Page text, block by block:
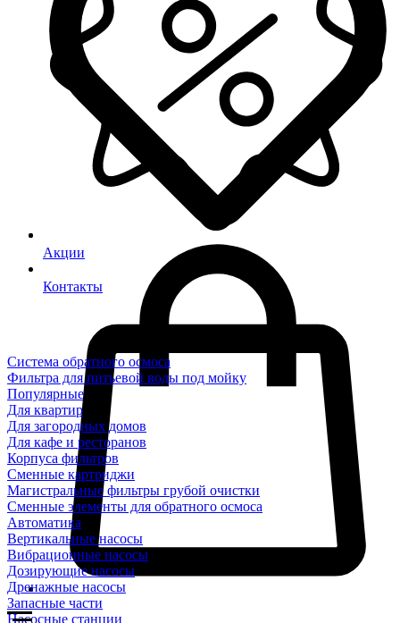
Акции
Контакты
Система обратного осмоса
Фильтра для питьевой воды под мойку
Популярные
Для квартир
Для загородных домов
Для кафе и ресторанов
Корпуса фильтров
Сменные картриджи
Магистральные фильтры грубой очистки
Сменные элементы для обратного осмоса
Автоматика
Вертикальные насосы
Вибрационные насосы
Дозирующие насосы
Дренажные насосы
Запасные части
Насосные станции